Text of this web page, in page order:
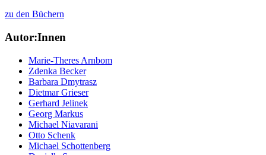
zu den Büchern
Autor:Innen
Marie-Theres Arnbom
Zdenka Becker
Barbara Dmytrasz
Dietmar Grieser
Gerhard Jelinek
Georg Markus
Michael Niavarani
Otto Schenk
Michael Schottenberg